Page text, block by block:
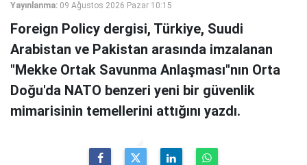
Yayınlanma: 09 Ağustos 2026 Pazar 10:15
Foreign Policy dergisi, Türkiye, Suudi
Arabistan ve Pakistan arasında imzalanan
"Mekke Ortak Savunma Anlaşması"nın Orta
Doğu'da NATO benzeri yeni bir güvenlik
mimarisinin temellerini attığını yazdı.